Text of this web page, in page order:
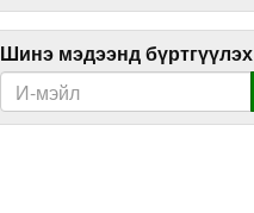
Шинэ мэдээнд бүртгүүлэх